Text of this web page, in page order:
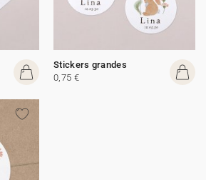
Stickers grandes
0,75 €